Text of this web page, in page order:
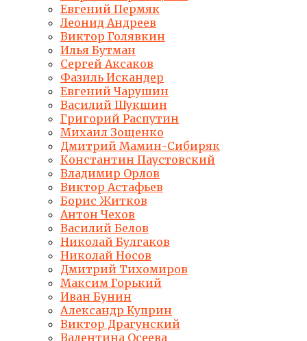
Евгений Пермяк
Леонид Андреев
Виктор Голявкин
Илья Бутман
Сергей Аксаков
Фазиль Искандер
Евгений Чарушин
Василий Шукшин
Григорий Распутин
Михаил Зощенко
Дмитрий Мамин-Сибиряк
Константин Паустовский
Владимир Орлов
Виктор Астафьев
Борис Житков
Антон Чехов
Василий Белов
Николай Булгаков
Николай Носов
Дмитрий Тихомиров
Максим Горький
Иван Бунин
Александр Куприн
Виктор Драгунский
Валентина Осеева